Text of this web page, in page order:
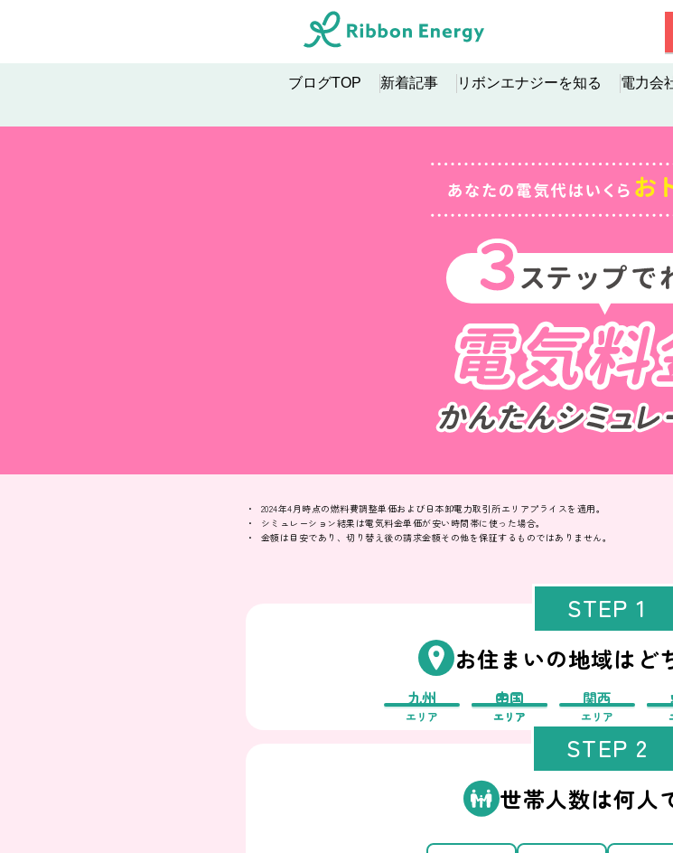
ブログTOP 新着記事 リボンエナジーを知る 電力会
2024年4月時点の燃料費調整単価および日本卸電力取引所エリアプライスを適用。
シミュレーション結果は電気料金単価が安い時間帯に使った場合。
金額は目安であり、切り替え後の請求金額その他を保証するものではありません。
STEP 1
お住まいの地域はど
関西
エリア
中国
エリア
四国
エリア
九州
エリア
STEP 2
世帯人数は何人